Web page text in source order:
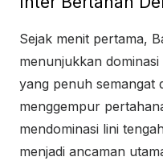
Sejak menit pertama,
menunjukkan
yang penuh semangat
menggempur
mendominasi lini
menjadi ancaman